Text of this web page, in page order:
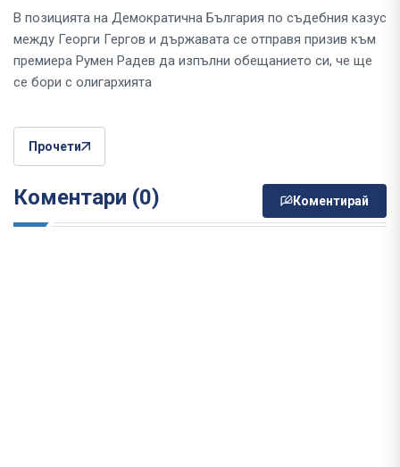
В позицията на Демократична България по съдебния казус
между Георги Гергов и държавата се отправя призив към
премиера Румен Радев да изпълни обещанието си, че ще
се бори с олигархията
Прочети
Коментари (0) Коментирай